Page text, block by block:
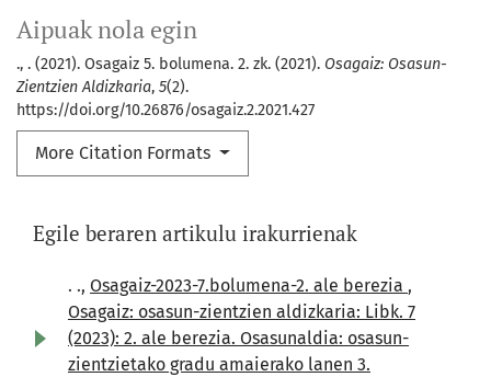
Aipuak nola egin
., . (2021). Osagaiz 5. bolumena. 2. zk. (2021). Osagaiz: Osasun-
Zientzien Aldizkaria, 5(2).
https://doi.org/10.26876/osagaiz.2.2021.427
More Citation Formats
Egile beraren artikulu irakurrienak
. ., Osagaiz-2023-7.bolumena-2. ale berezia ,
Osagaiz: osasun-zientzien aldizkaria: Libk. 7
(2023): 2. ale berezia. Osasunaldia: osasun-
zientzietako gradu amaierako lanen 3.